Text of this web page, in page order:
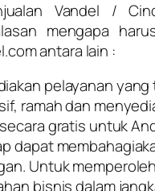
Vandel /
mengapa
antara lain :
pelayanan yang
ramah dan
gratis untuk
dapat
Untuk memperoleh
bisnis dalam